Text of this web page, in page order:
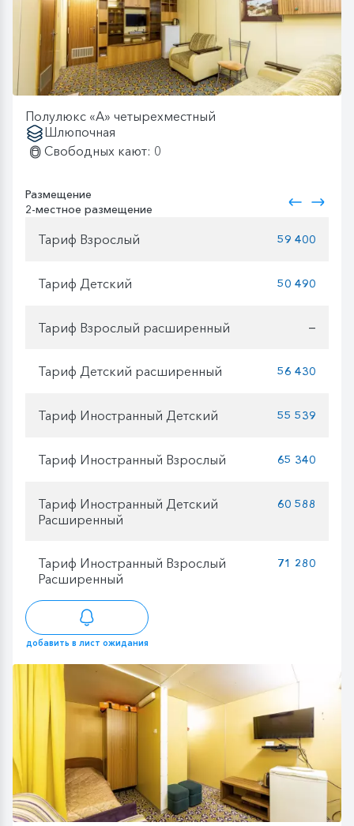
Полулюкс «А» четырехместный
Шлюпочная
Свободных кают: 0
Размещение
2-местное размещение
Тариф Взрослый 59 400
Тариф Детский 50 490
Тариф Взрослый расширенный —
Тариф Детский расширенный 56 430
Тариф Иностранный Детский 55 539
Тариф Иностранный Взрослый 65 340
Тариф Иностранный Детский
Расширенный
60 588
Тариф Иностранный Взрослый
Расширенный
71 280
добавить в лист ожидания